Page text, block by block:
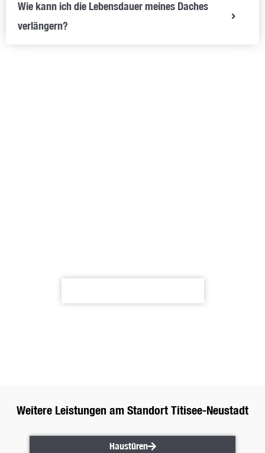
Wie kann ich die Lebensdauer meines Daches
verlängern?
Weitere Leistungen am Standort Titisee-Neustadt
HaustürenHaustüren